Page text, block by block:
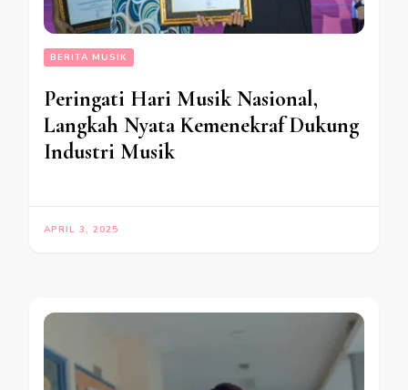
BERITA MUSIK
Peringati Hari Musik Nasional,
Langkah Nyata Kemenekraf Dukung
Industri Musik
APRIL 3, 2025